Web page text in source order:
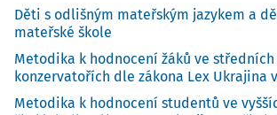
Děti s odlišným mateřským jazykem a
mateřské škole
Metodika k hodnocení žáků ve středních
konzervatořích dle zákona Lex Ukrajina
Metodika k hodnocení studentů ve